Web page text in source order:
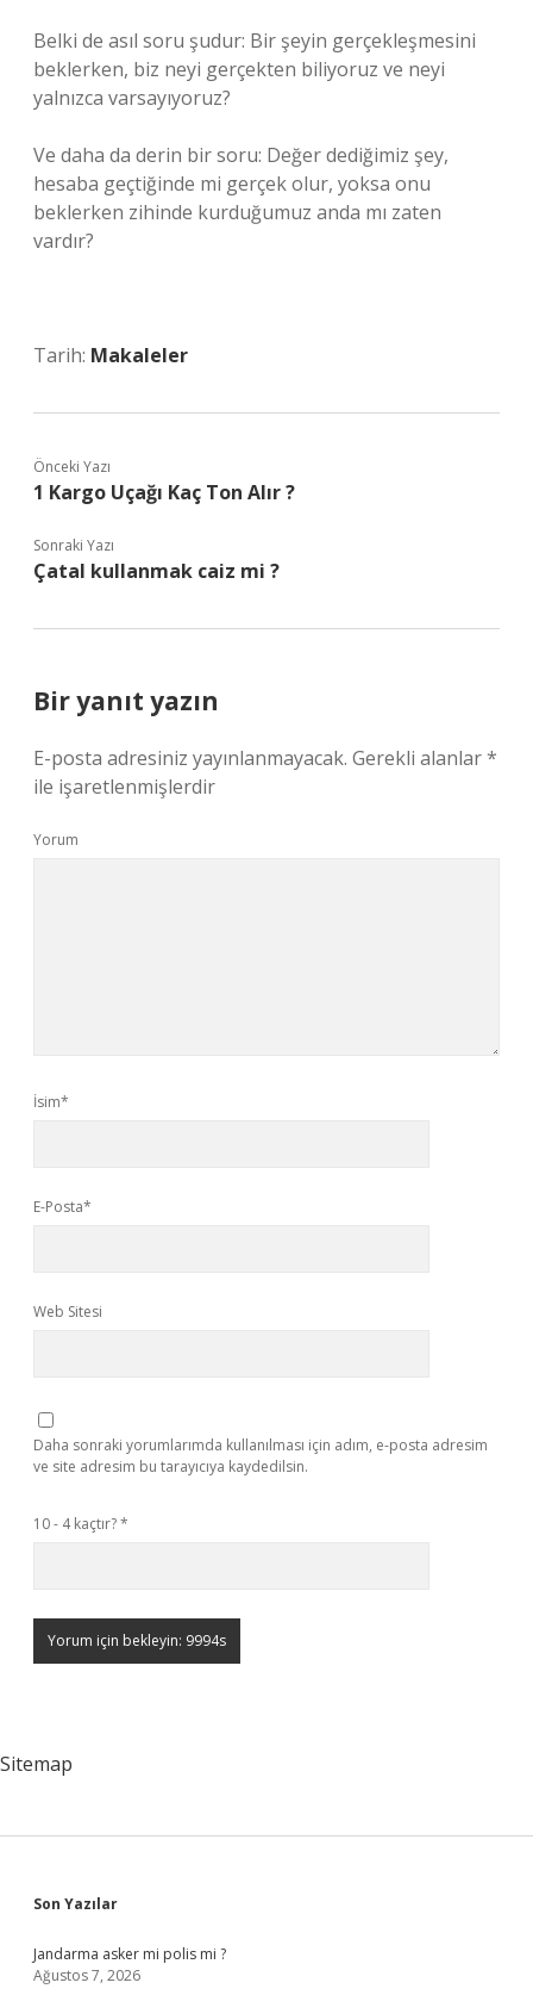
Belki de asıl soru şudur: Bir şeyin gerçekleşmesini
beklerken, biz neyi gerçekten biliyoruz ve neyi
yalnızca varsayıyoruz?
Ve daha da derin bir soru: Değer dediğimiz şey,
hesaba geçtiğinde mi gerçek olur, yoksa onu
beklerken zihinde kurduğumuz anda mı zaten
vardır?
Tarih: Makaleler
Önceki Yazı
1 Kargo Uçağı Kaç Ton Alır ?
Sonraki Yazı
Çatal kullanmak caiz mi ?
Bir yanıt yazın
E-posta adresiniz yayınlanmayacak. Gerekli alanlar*
ile işaretlenmişlerdir
Yorum
İsim*
E-Posta*
Web Sitesi
Daha sonraki yorumlarımda kullanılması için adım, e-posta adresim
ve site adresim bu tarayıcıya kaydedilsin.
10 - 4 kaçtır?*
Sitemap
Sidebar
Son Yazılar
Jandarma asker mi polis mi ?
Ağustos 7, 2026